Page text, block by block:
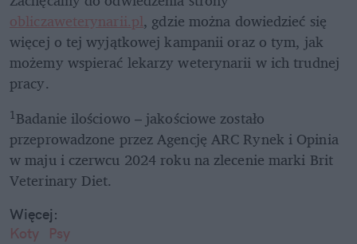
obliczaweterynarii.pl, gdzie można dowiedzieć się
więcej o tej wyjątkowej kampanii oraz o tym, jak
możemy wspierać lekarzy weterynarii w ich trudnej
1Badanie ilościowo – jakościowe zostało
przeprowadzone przez Agencję ARC Rynek i Opinia
w maju i czerwcu 2024 roku na zlecenie marki Brit
Veterinary Diet.
Więcej:
Koty
Psy